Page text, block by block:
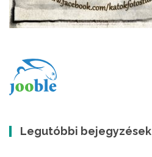
Legutóbbi bejegyzések